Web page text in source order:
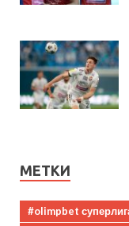
МЕТКИ
#olimpbet